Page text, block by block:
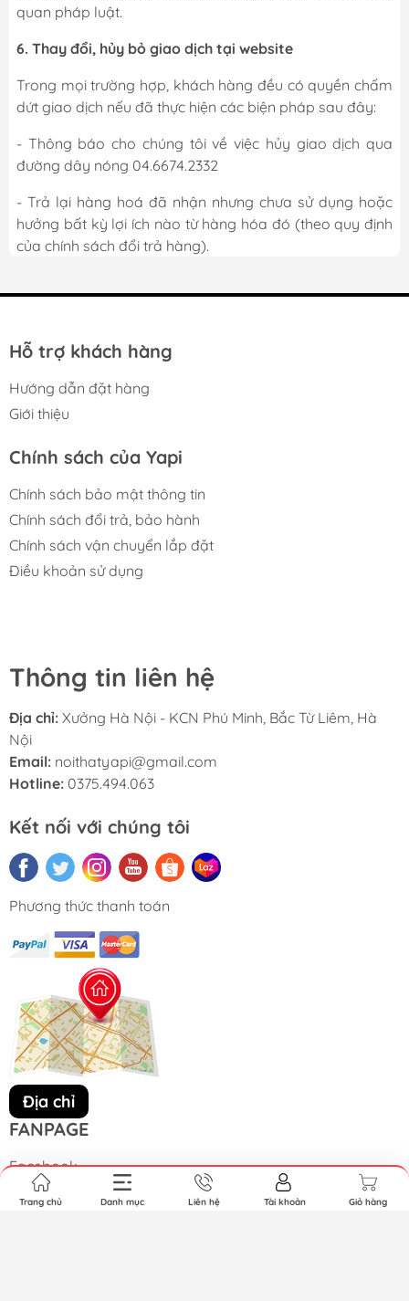
quan pháp luật.
6. Thay đổi, hủy bỏ giao dịch tại website
Trong mọi trường hợp, khách hàng đều có quyền chấm
dứt giao dịch nếu đã thực hiện các biện pháp sau đây:
- Thông báo cho chúng tôi về việc hủy giao dịch qua
đường dây nóng 04.6674.2332
- Trả lại hàng hoá đã nhận nhưng chưa sử dụng hoặc
hưởng bất kỳ lợi ích nào từ hàng hóa đó (theo quy định
của chính sách đổi trả hàng).
Hỗ trợ khách hàng
Hướng dẫn đặt hàng
Giới thiệu
Chính sách của Yapi
Chính sách bảo mật thông tin
Chính sách đổi trả, bảo hành
Chính sách vận chuyển lắp đặt
Điều khoản sử dụng
Thông tin liên hệ
Địa chỉ: Xưởng Hà Nội - KCN Phú Minh, Bắc Từ Liêm, Hà
Nội
Email: noithatyapi@gmail.com
Hotline: 0375.494.063
Kết nối với chúng tôi
Phương thức thanh toán
Địa chỉ
FANPAGE
Facebook
Trang chủ Danh mục Liên hệ Tài khoản Giỏ hàng